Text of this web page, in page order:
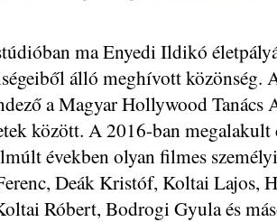
ma Enyedi Ildikó
álló meghívott közönség.
a Magyar Hollywood Tanács
között. A 2016-ban
években olyan filmes
Deák Kristóf, Koltai Lajos,
Róbert, Bodrogi Gyula és